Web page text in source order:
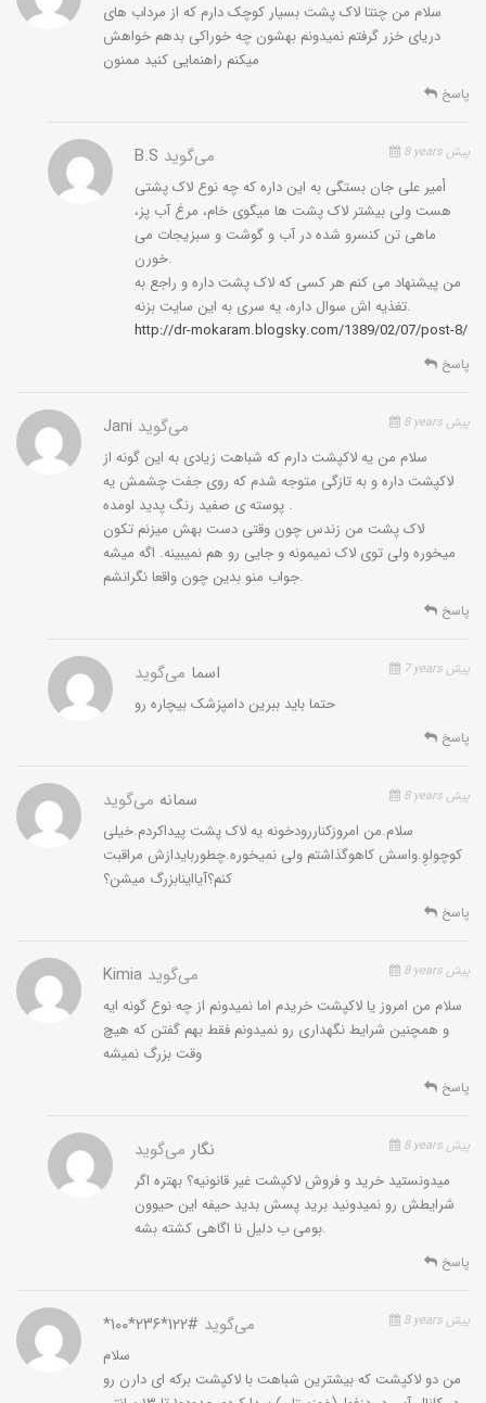
سلام من چنتا لاک پشت بسیار کوچک دارم که از مرداب های
دریای خزر گرفتم نمیدونم بهشون چه خوراکی بدهم خواهش
میکنم راهنمایی کنید ممنون
پاسخ
B.S می‌گوید 8 years پیش
أمیر على جان بستگى به این داره که چه نوع لاک پشتى
هست ولى بیشتر لاک پشت ها میگوى خام، مرغ آب پز،
ماهى تن کنسرو شده در آب و گوشت و سبزیجات مى
خورن.
من پیشنهاد مى کنم هر کسى که لاک پشت داره و راجع به
تغذیه اش سوال داره، یه سرى به این سایت بزنه.
http://dr-mokaram.blogsky.com/1389/02/07/post-8/
پاسخ
Jani می‌گوید 8 years پیش
سلام من یه لاکپشت دارم که شباهت زیادی به این گونه از
لاکپشت داره و به تازگی متوجه شدم که روی جفت چشمش یه
پوسته ی صفید رنگ پدید اومده .
لاک پشت من زندس چون وقتی دست بهش میزنم تکون
میخوره ولی توی لاک نمیمونه و جایی رو هم نمیبینه. اگه میشه
جواب منو بدین چون واقعا نگرانشم.
پاسخ
اسما می‌گوید 7 years پیش
حتما باید ببرین دامپزشک بیچاره رو
پاسخ
سمانه می‌گوید 8 years پیش
سلام.من امروزکناررودخونه یه لاک پشت پیداکردم.خیلی
کوچولوِ.واسش کاهوگذاشتم ولی نمیخوره.چطوربایدازش مراقبت
کنم؟آیااینابزرگ میشن؟
پاسخ
Kimia می‌گوید 8 years پیش
سلام من امروز یا لاکپشت خریدم اما نمیدونم از چه نوع گونه ایه
و همچنین شرایط نگهداری رو نمیدونم فقط بهم گفتن که هیچ
وقت بزرگ نمیشه
پاسخ
نگار می‌گوید 8 years پیش
میدونستید خرید و فروش لاکپشت غیر قانونیه؟ بهتره اگر
شرایطش رو نمیدونید برید پسش بدید حیفه این حیوون
بومی ب دلیل نا اگاهی کشته بشه.
پاسخ
*۱۰۰*۲۳۶*۱۲۲# می‌گوید 8 years پیش
سلام
من دو لاکپشت که بیشترین شباهت با لاکپشت برکه ای دارن رو